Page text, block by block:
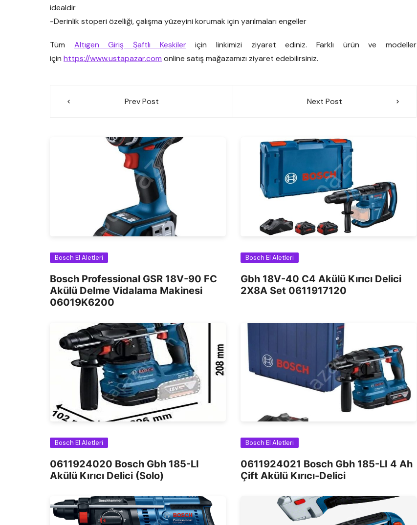
idealdir
-Derinlik stoperi özelliği, çalışma yüzeyini korumak için yarılmaları engeller
Tüm Altıgen Giriş Şaftlı Keskileriçin linkimizi ziyaret ediniz. Farklı ürün ve modeller
için https://www.ustapazar.com online satış mağazamızı ziyaret edebilirsiniz.
Prev Post Next Post
Bosch El Aletleri
Bosch Professional GSR 18V-90 FC
Akülü Delme Vidalama Makinesi
06019K6200
Bosch El Aletleri
Gbh 18V-40 C4 Akülü Kırıcı Delici
2X8A Set 0611917120
Bosch El Aletleri
0611924020 Bosch Gbh 185-LI
Akülü Kırıcı Delici (Solo)
Bosch El Aletleri
0611924021 Bosch Gbh 185-LI 4 Ah
Çift Akülü Kırıcı-Delici